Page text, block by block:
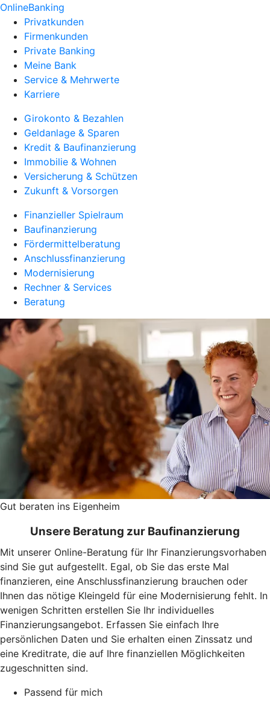
OnlineBanking
Privatkunden
Firmenkunden
Private Banking
Meine Bank
Service & Mehrwerte
Karriere
Girokonto & Bezahlen
Geldanlage & Sparen
Kredit & Baufinanzierung
Immobilie & Wohnen
Versicherung & Schützen
Zukunft & Vorsorgen
Finanzieller Spielraum
Baufinanzierung
Fördermittelberatung
Anschlussfinanzierung
Modernisierung
Rechner & Services
Beratung
Gut beraten ins Eigenheim
Unsere Beratung zur Baufinanzierung
Mit unserer Online-Beratung für Ihr Finanzierungsvorhaben
sind Sie gut aufgestellt. Egal, ob Sie das erste Mal
finanzieren, eine Anschlussfinanzierung brauchen oder
Ihnen das nötige Kleingeld für eine Modernisierung fehlt. In
wenigen Schritten erstellen Sie Ihr individuelles
Finanzierungsangebot. Erfassen Sie einfach Ihre
persönlichen Daten und Sie erhalten einen Zinssatz und
eine Kreditrate, die auf Ihre finanziellen Möglichkeiten
zugeschnitten sind.
Passend für mich